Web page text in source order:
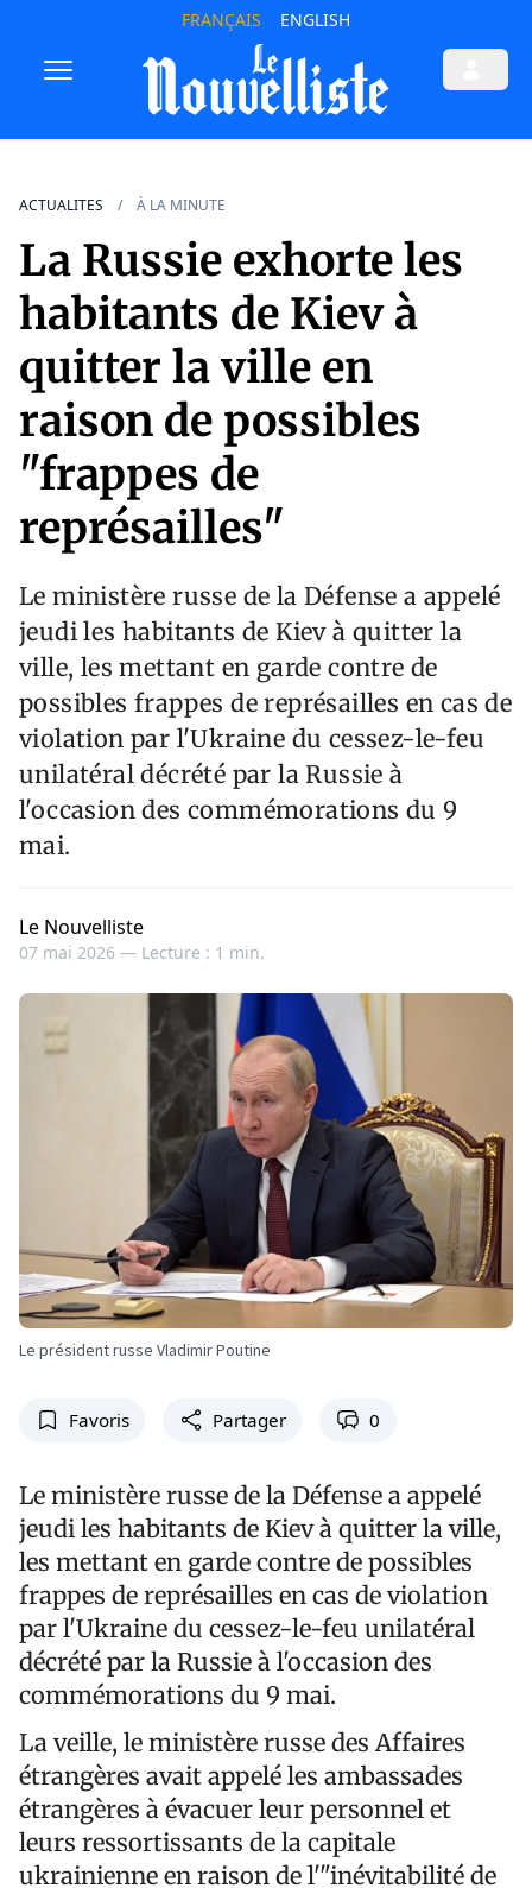
FRANÇAIS ENGLISH
ACTUALITES À LA MINUTE
La Russie exhorte les
habitants de Kiev à
quitter la ville en
raison de possibles
"frappes de
représailles"
Le ministère russe de la Défense a appelé
jeudi les habitants de Kiev à quitter la
ville, les mettant en garde contre de
possibles frappes de représailles en cas de
violation par l'Ukraine du cessez-le-feu
unilatéral décrété par la Russie à
l'occasion des commémorations du 9
mai.
Le Nouvelliste
07 mai 2026 — Lecture : 1 min.
Le président russe Vladimir Poutine
Favoris Partager 0
Le ministère russe de la Défense a appelé
jeudi les habitants de Kiev à quitter la ville,
les mettant en garde contre de possibles
frappes de représailles en cas de violation
par l'Ukraine du cessez-le-feu unilatéral
décrété par la Russie à l'occasion des
commémorations du 9 mai.
La veille, le ministère russe des Affaires
étrangères avait appelé les ambassades
étrangères à évacuer leur personnel et
leurs ressortissants de la capitale
ukrainienne en raison de l'"inévitabilité de